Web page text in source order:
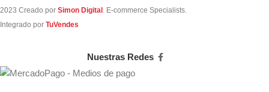
2023 Creado por Simon Digital . E-commerce Specialists.
Integrado por TuVendes
Nuestras Redes